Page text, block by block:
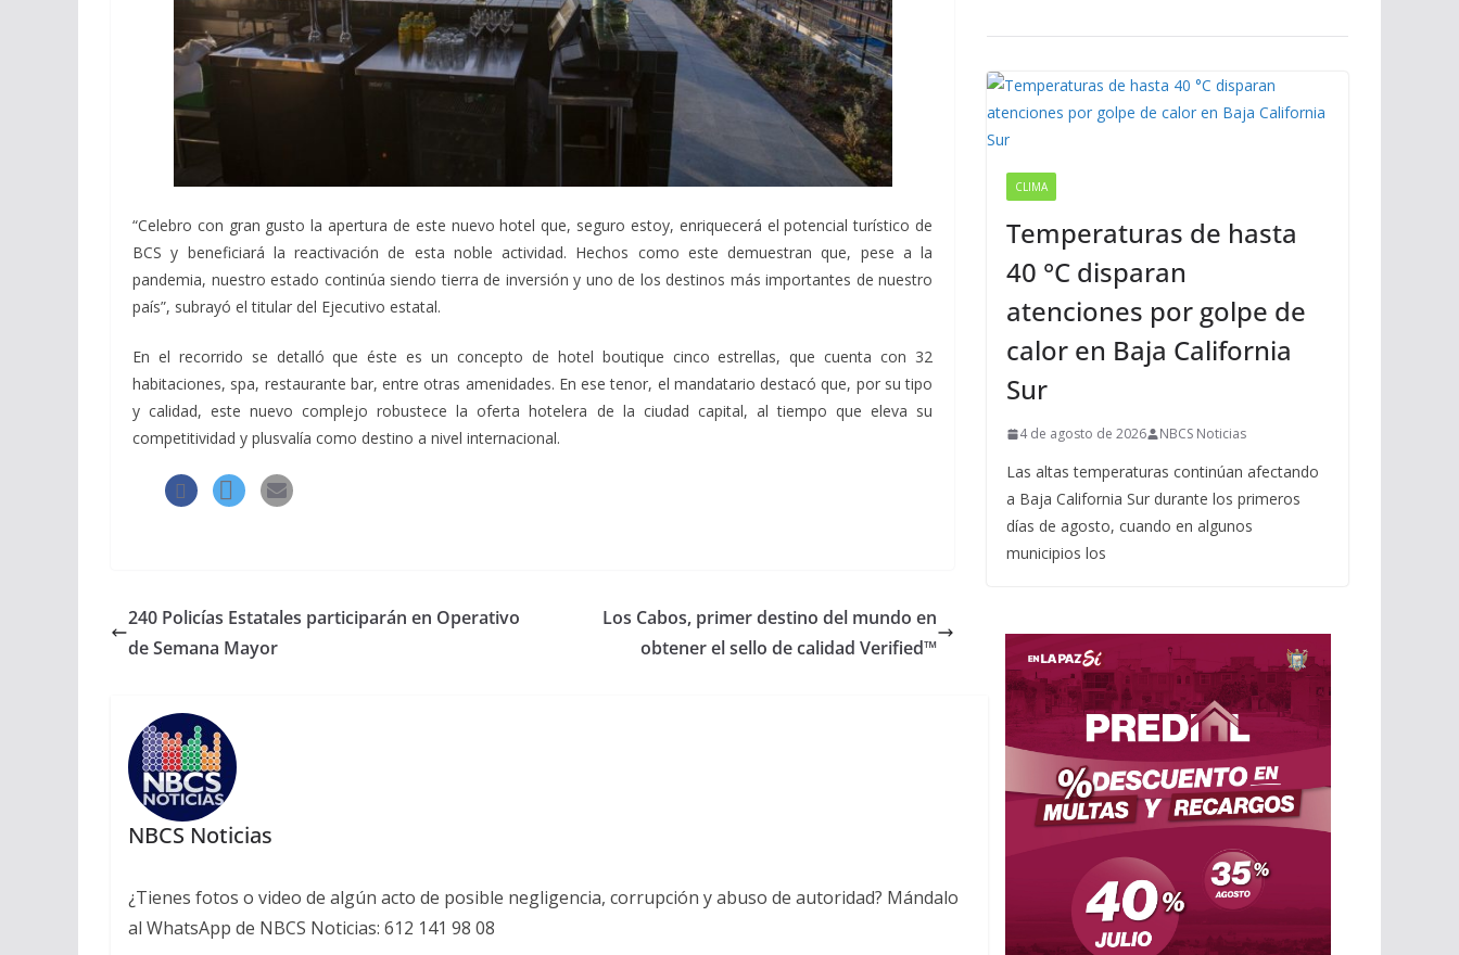
“Celebro con gran gusto la apertura de este nuevo hotel que, seguro estoy, enriquecerá el potencial turístico de
BCS y beneficiará la reactivación de esta noble actividad. Hechos como este demuestran que, pese a la
pandemia, nuestro estado continúa siendo tierra de inversión y uno de los destinos más importantes de nuestro
país”, subrayó el titular del Ejecutivo estatal.
En el recorrido se detalló que éste es un concepto de hotel boutique cinco estrellas, que cuenta con 32
habitaciones, spa, restaurante bar, entre otras amenidades. En ese tenor, el mandatario destacó que, por su tipo
y calidad, este nuevo complejo robustece la oferta hotelera de la ciudad capital, al tiempo que eleva su
competitividad y plusvalía como destino a nivel internacional.
240 Policías Estatales participarán en Operativo
de Semana Mayor
Los Cabos, primer destino del mundo en
obtener el sello de calidad Verified™️
NBCS Noticias
¿Tienes fotos o video de algún acto de posible negligencia, corrupción y abuso de autoridad? Mándalo
al WhatsApp de NBCS Noticias: 612 141 98 08
CLIMA
Temperaturas de hasta
40 °C disparan
atenciones por golpe de
calor en Baja California
Sur
4 de agosto de 2026 NBCS Noticias
Las altas temperaturas continúan afectando
a Baja California Sur durante los primeros
días de agosto, cuando en algunos
municipios los